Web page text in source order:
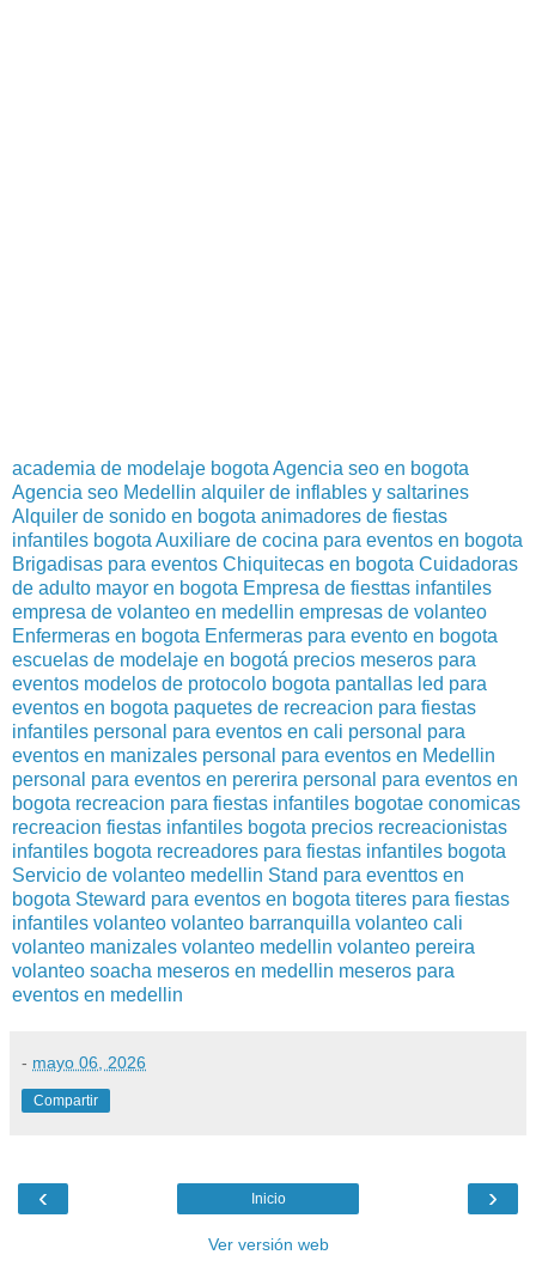
academia de modelaje bogota Agencia seo en bogota
Agencia seo Medellin alquiler de inflables y saltarines
Alquiler de sonido en bogota animadores de fiestas
infantiles bogota Auxiliare de cocina para eventos en bogota
Brigadisas para eventos Chiquitecas en bogota Cuidadoras
de adulto mayor en bogota Empresa de fiesttas infantiles
empresa de volanteo en medellin empresas de volanteo
Enfermeras en bogota Enfermeras para evento en bogota
escuelas de modelaje en bogotá precios meseros para
eventos modelos de protocolo bogota pantallas led para
eventos en bogota paquetes de recreacion para fiestas
infantiles personal para eventos en cali personal para
eventos en manizales personal para eventos en Medellin
personal para eventos en pererira personal para eventos en
bogota recreacion para fiestas infantiles bogotae conomicas
recreacion fiestas infantiles bogota precios recreacionistas
infantiles bogota recreadores para fiestas infantiles bogota
Servicio de volanteo medellin Stand para eventtos en
bogota Steward para eventos en bogota titeres para fiestas
infantiles volanteo volanteo barranquilla volanteo cali
volanteo manizales volanteo medellin volanteo pereira
volanteo soacha meseros en medellin meseros para
eventos en medellin
- mayo 06, 2026
Compartir
‹ ›
Inicio
Ver versión web